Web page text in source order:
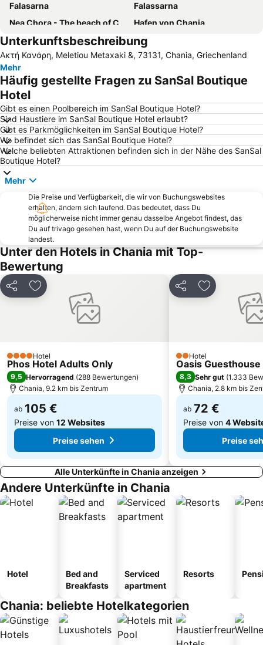
Falasarna
Falassarna
Nea Chora - The beach of Chania
Hafen von Chania
Balos
Festung Frangokastello
Beach of Almyrides
Kavros
Nea Chora - Synoikia
Platanias beach
Kissamos Port
Agia Roumeli
Stavros
Beach of Marathi
Kournas See
Maritime Museum of Creta
Sfinari
Venezianischer Hafen
Platanias
Halepa
Kalamaki
Gerani
Beach of Maleme
Samaria Gorge
Beach of Stalos
Kolymbari
KTEL Chanion - Rethimnou
Cretan Wine Festival
KTEL Chanion
Municipal Regional Theatre of Crete
Chania Rock Festival
Rodakino
Beach of Fragokastello
Rethymno Gallos Stadium
Unterkunftsbeschreibung
Ακτή Κανάρη, Meletiou Metaxaki &, 73131, Chania, Griechenland
Mehr
Häufig gestellte Fragen zu SanSal Boutique
Hotel
Gibt es einen Poolbereich im SanSal Boutique Hotel?
Sind Haustiere im SanSal Boutique Hotel erlaubt?
Gibt es Parkmöglichkeiten im SanSal Boutique Hotel?
Wo befindet sich das SanSal Boutique Hotel?
Welche beliebten Attraktionen befinden sich in der Nähe des SanSal
Boutique Hotel?
Mehr
Die Preise und Verfügbarkeit, die wir von Buchungswebsites
erhalten, ändern sich laufend. Das bedeutet, dass Du
möglicherweise nicht immer genau dasselbe Angebot findest, das
Du auf trivago gesehen hast, wenn Du auf der Buchungswebsite
landest.
Unter den Hotels in Chania mit Top-
Bewertung
Teilen Zu Favoriten hinzufügen
4 SterneHotel
Phos Hotel Adults Only
9,5 Hervorragend (288 Bewertungen)
Chania, 9.2 km bis Zentrum
ab 105 €
Preise von 12 Websites
Preise sehen
Teilen Zu Favoriten
2 Sterne
Hotel
Oasis Guesthouse
8,3 Sehr gut (1.333
Chania, 2.8 km bis
ab 72 €
Preise von 4
Preise
Alle Unterkünfte in Chania anzeigen
Andere Unterkünfte in Chania
Hotel
Bed and
Breakfasts
Serviced
apartment
Resorts
Chania: beliebte Hotelkategorien